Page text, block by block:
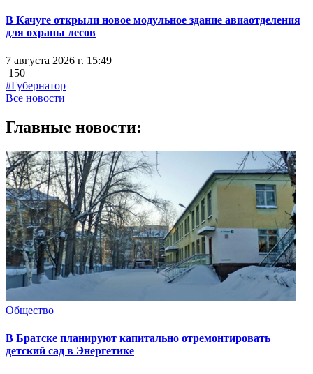
В Качуге открыли новое модульное здание авиаотделения
для охраны лесов
7 августа 2026 г. 15:49
150
#Губернатор
Все новости
Главные новости:
Общество
В Братске планируют капитально отремонтировать
детский сад в Энергетике